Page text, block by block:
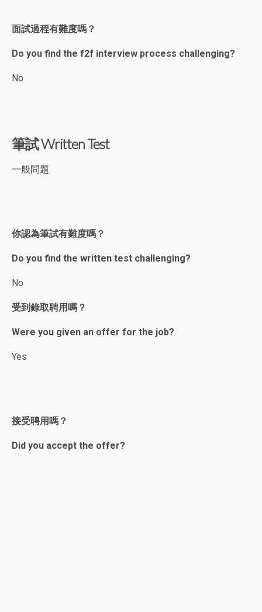
面試過程有難度嗎？
Do you find the f2f interview process challenging?
No
筆試 Written Test
一般問題
你認為筆試有難度嗎？
Do you find the written test challenging?
No
受到錄取聘用嗎？
Were you given an offer for the job?
Yes
接受聘用嗎？
Did you accept the offer?